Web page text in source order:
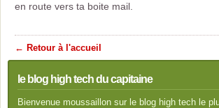
en route vers ta boite mail.
← Retour à l'accueil
le blog high tech du capitaine
Bienvenue moussaillon sur le blog high tech le